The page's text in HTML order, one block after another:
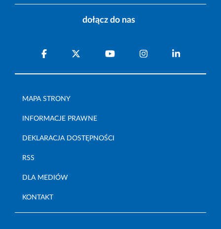
dołącz do nas
MAPA STRONY
INFORMACJE PRAWNE
DEKLARACJA DOSTĘPNOŚCI
RSS
DLA MEDIÓW
KONTAKT